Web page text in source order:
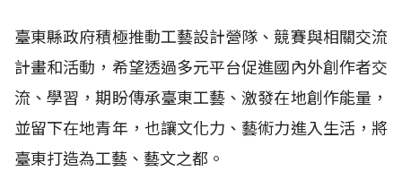
臺東縣政府積極推動工藝設計營隊、競賽與相關交流
計畫和活動，希望透過多元平台促進國內外創作者交
流、學習，期盼傳承臺東工藝、激發在地創作能量，
並留下在地青年，也讓文化力、藝術力進入生活，將
臺東打造為工藝、藝文之都。